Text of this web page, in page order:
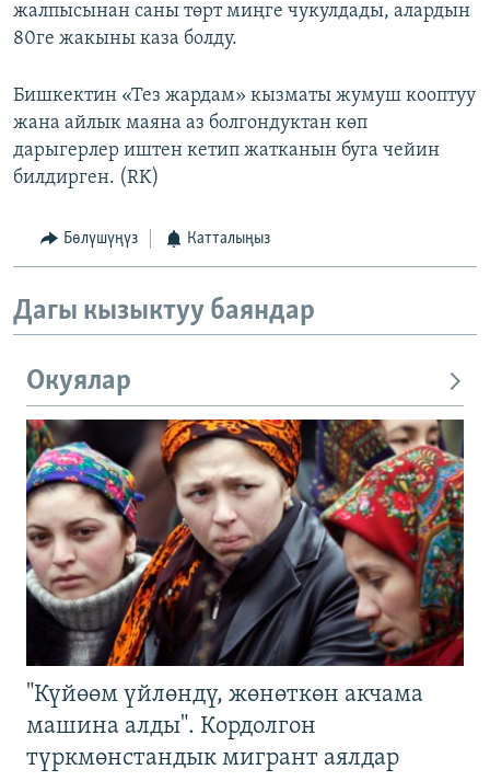
жалпысынан саны төрт миңге чукулдады, алардын
80ге жакыны каза болду.
Бишкектин «Тез жардам» кызматы жумуш кооптуу
жана айлык маяна аз болгондуктан көп
дарыгерлер иштен кетип жатканын буга чейин
билдирген. (RK)
Бөлүшүңүз Катталыңыз
Дагы кызыктуу баяндар
Окуялар
"Күйөөм үйлөндү, жөнөткөн акчама
машина алды". Кордолгон
түркмөнстандык мигрант аялдар